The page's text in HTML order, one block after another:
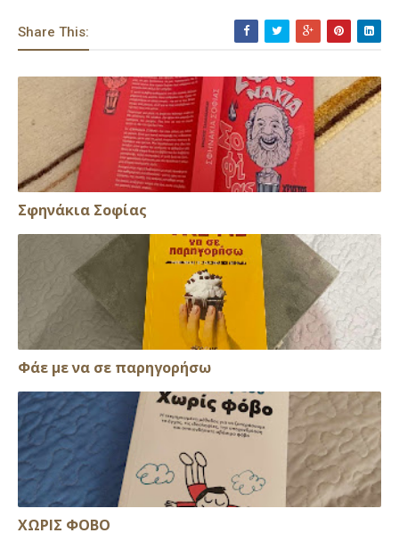
Share This:
Σφηνάκια Σοφίας
Φάε με να σε παρηγορήσω
ΧΩΡΙΣ ΦΟΒΟ